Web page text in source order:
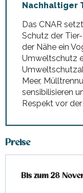
Nachhaltiger
Das CNAR
Schutz der
der Nähe ein
Umweltschutz
Meer,
sensibilisieren
Respekt vor
Preise
ab2 März 2026
Bis zum28